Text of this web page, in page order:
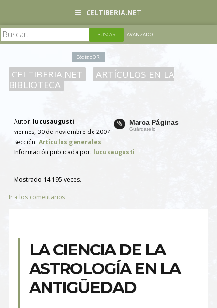
CELTIBERIA.NET
AVANZADO
Código QR
CELTIBERIA.NET
ARTÍCULOS EN LA
BIBLIOTECA
Marca Páginas
Guárdatelo
Autor: lucusaugusti
viernes, 30 de noviembre de 2007
Sección: Artículos generales
Información publicada por: lucusaugusti
Mostrado 14.195 veces.
Ir a los comentarios
LA CIENCIA DE LA
ASTROLOGÍA EN LA
ANTIGÜEDAD